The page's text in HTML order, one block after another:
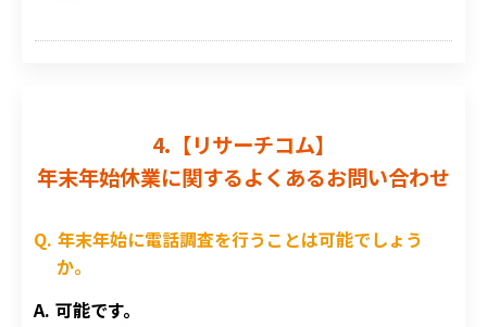
4.【リサーチコム】
年末年始休業に関するよくあるお問い合わせ
年末年始に電話調査を行うことは可能でしょう
か。
可能です。